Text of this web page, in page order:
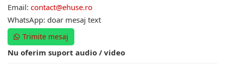
Email: contact@ehuse.ro
WhatsApp: doar mesaj text
Trimite mesaj
Nu oferim suport audio / video